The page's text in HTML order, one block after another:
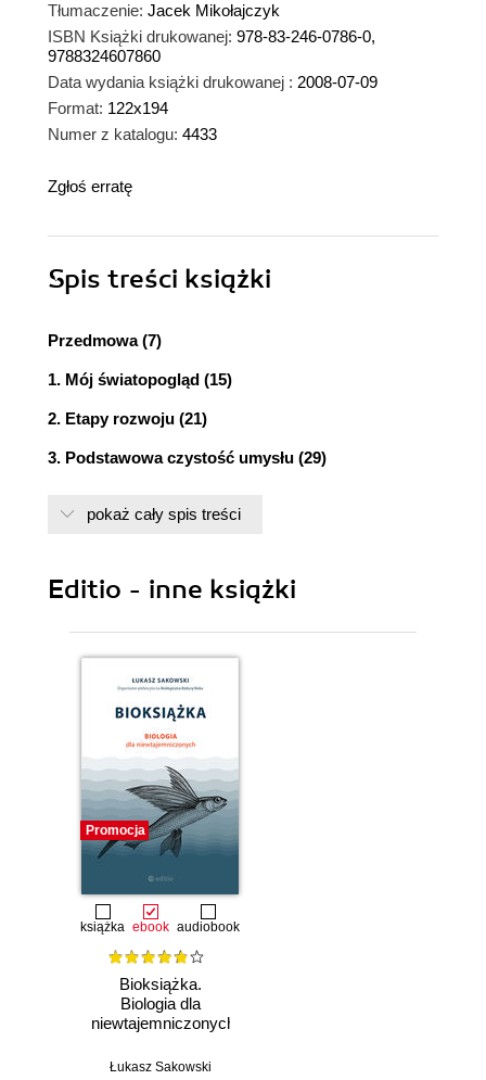
Tłumaczenie: Jacek Mikołajczyk
ISBN Książki drukowanej: 978-83-246-0786-0,
9788324607860
Data wydania książki drukowanej : 2008-07-09
Format: 122x194
Numer z katalogu: 4433
Zgłoś erratę
Spis treści książki
Przedmowa (7)
1. Mój światopogląd (15)
2. Etapy rozwoju (21)
3. Podstawowa czystość umysłu (29)
5. Etap pierwszy - dostrzeżenie przyjaciół (55)
7. Etap trzeci - odwzajemnianie życzliwości (85)
8. Etap czwarty - nauka miłości (89)
9. Różnica pomiędzy miłością a przywiązaniem
(111)
10. Miłość jako podstawa praw człowieka (129)
11. Rozszerzanie kręgu miłości (137)
12. Etap piąty - potęga współczucia (149)
13. Etap szósty - pełne zaangażowanie (171)
14. Etap siódmy - poszukiwanie altruistycznego
oświecenia (177)
pokaż cały spis treści
Editio - inne książki
Promocja
książka ebook audiobook
Bioksiążka.
Biologia dla
niewtajemniczonych
Łukasz Sakowski